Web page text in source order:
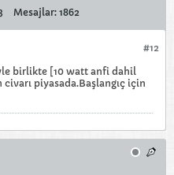
Mesajlar: 1862
#12
birlikte [10 watt anfi dahil
piyasada.Başlangıç için